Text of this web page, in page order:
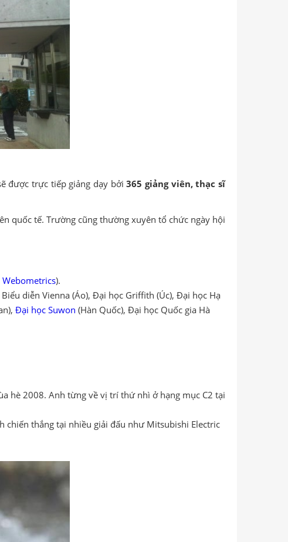
được trực tiếp giảng dạy bởi365 giảng viên, thạc sĩ
quốc tế. Trường cũng thường xuyên tổ chức ngày hội
Webometrics).
diễn Vienna (Áo), Đại học Griffith (Úc), Đại học Hạ
Đại học Suwon (Hàn Quốc), Đại học Quốc gia Hà
hè 2008. Anh từng về vị trí thứ nhì ở hạng mục C2 tại
thắng tại nhiều giải đấu như Mitsubishi Electric